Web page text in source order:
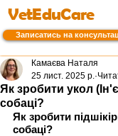
VetEduCare
Записатись на
Як зробити укол
собаці?
Камаєва Наталя
25 лист. 2025 р.
Як зробити
собаці?